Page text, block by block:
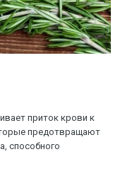
приток крови к
предотвращают
способного